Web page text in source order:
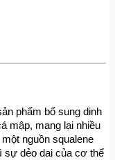
phẩm bổ sung dinh
mập, mang lại nhiều
nguồn squalene
sự dẻo dai của cơ thể